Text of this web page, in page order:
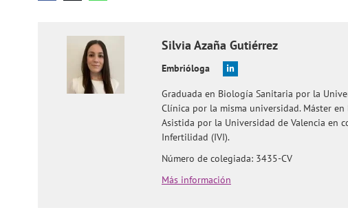
Silvia Azaña Gutiérrez
Embrióloga
Graduada en Biología Sanitaria por la
Clínica por la misma universidad. Máster
Asistida por la Universidad de Valencia en
Infertilidad (IVI).
Número de colegiada: 3435-CV
Más información